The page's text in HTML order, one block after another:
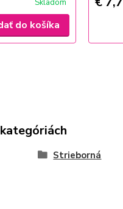
Skladom
do košíka
Strieborná